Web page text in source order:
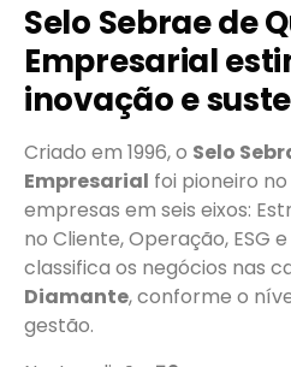
Selo Sebrae de
Empresarial
inovação e
Criado em 1996, o Selo
Empresarial foi pioneiro
empresas em seis eixos:
no Cliente, Operação, ESG
classifica os negócios nas
Diamante, conforme o
gestão.